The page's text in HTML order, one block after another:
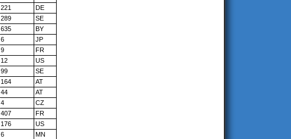
221
DE
289
SE
635
BY
6
JP
9
FR
12
US
99
SE
164
AT
44
AT
4
CZ
407
FR
176
US
6
MN